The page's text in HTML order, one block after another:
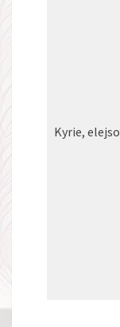
Kyrie,